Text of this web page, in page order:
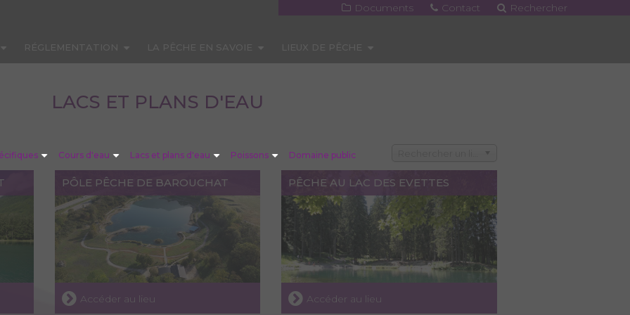
Documents Contact Rechercher
LACS ET PLANS D'EAU
Cours d'eau Lacs et plans d'eau Poissons Domaine public
PÔLE PÊCHE DE BAROUCHAT
Accéder au lieu
PÊCHE AU LAC DES EVETTES
Accéder au lieu